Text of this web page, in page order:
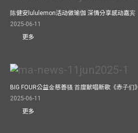
陈健安lululemon活动做瑜伽 深情分享感动嘉宾
2025-06-11
更多
BIG FOUR公益⾦慈善骚 ⾸度献唱新歌《赤⼦们》
2025-06-11
更多